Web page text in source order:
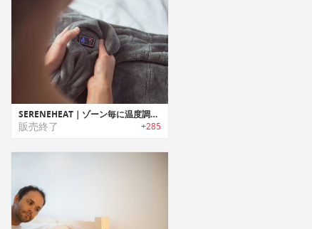
SERENEHEAT｜ゾーン毎に温度調整可能なマルチゾーンヒーティング ブランケット「セレーンヒート」
販売終了 +285